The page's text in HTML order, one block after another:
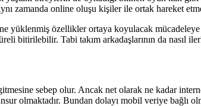
zamanda online oluşu kişiler ile ortak hareket
yüklenmiş özellikler ortaya koyulacak
bitirilebilir. Tabi takım arkadaşlarının da nasıl
sebep olur. Ancak net olarak ne kadar
olmaktadır. Bundan dolayı mobil veriye bağlı